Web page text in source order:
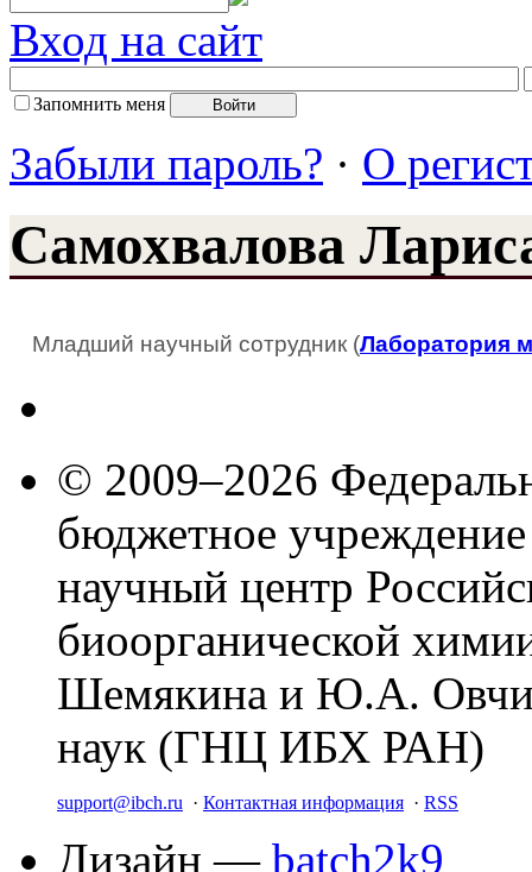
Вход на сайт
Запомнить меня
Забыли пароль? · О
Самохвалова
Младший научный сотрудник (Лаборатория
© 2009–2026
бюджетное
научный центр
биоорганической
Шемякина и Ю.А.
наук (ГНЦ ИБХ РАН)
support@ibch.ru · Контактная информация · RSS
Дизайн — batch2k9